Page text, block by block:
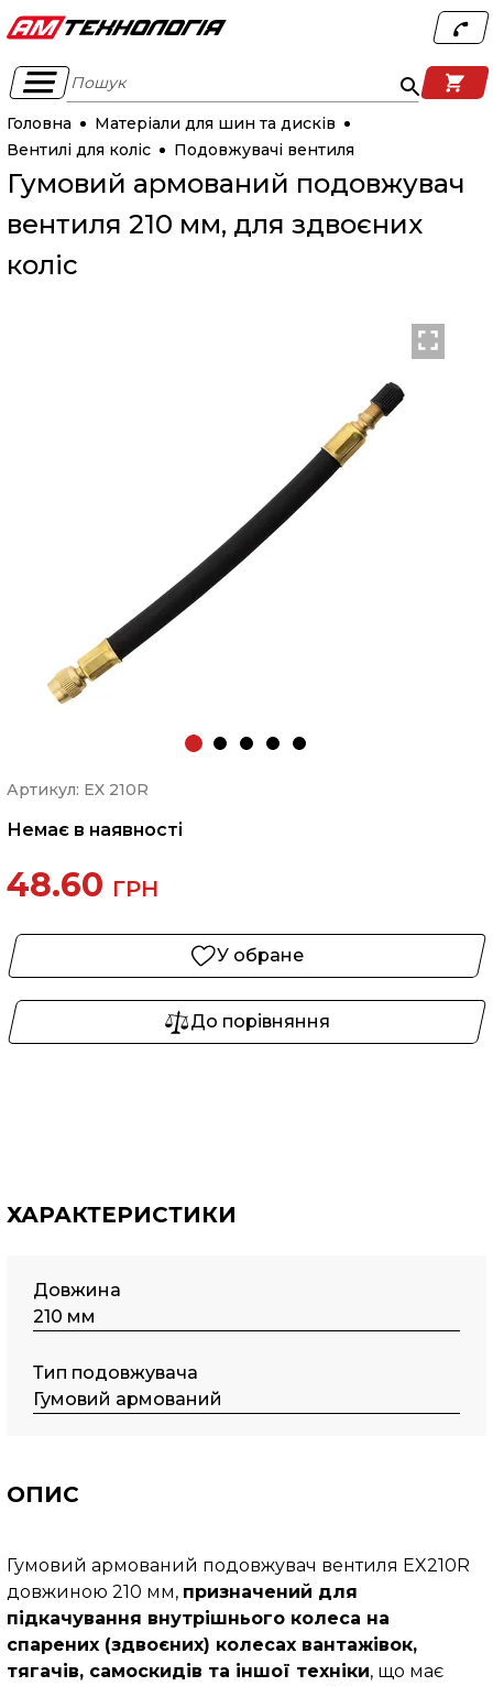
Пошук
Головна
Матеріали для шин та дисків
Вентилі для коліс
Подовжувачі вентиля
Гумовий армований подовжувач
вентиля 210 мм, для здвоєних
коліс
Артикул: EX 210R
Немає в наявності
48.60 ГРН
У обране
До порівняння
ХАРАКТЕРИСТИКИ
Довжина
210 мм
Тип подовжувача
Гумовий армований
ОПИС
Гумовий армований подовжувач вентиля EX210R
довжиною 210 мм, призначений для
підкачування внутрішнього колеса на
спарених (здвоєних) колесах вантажівок,
тягачів, самоскидів та іншої техніки, що має